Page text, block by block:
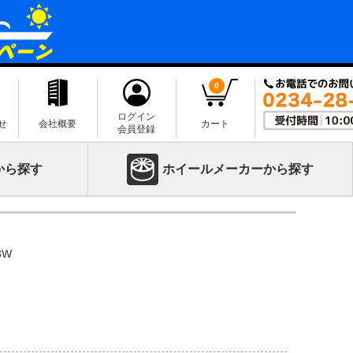
会社概要
ログイン
会員登録
0
カート
ら探す ホイールメーカーから探す